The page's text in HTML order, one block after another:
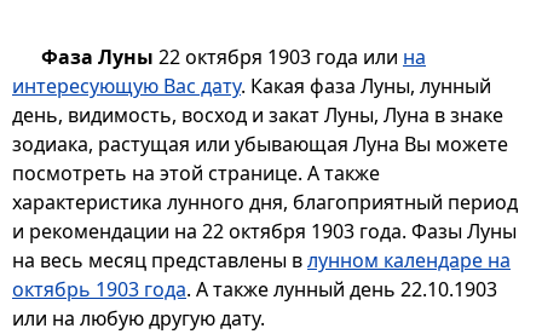
Фаза Луны 22 октября 1903 года или на
интересующую Вас дату. Какая фаза Луны, лунный
день, видимость, восход и закат Луны, Луна в знаке
зодиака, растущая или убывающая Луна Вы можете
посмотреть на этой странице. А также
характеристика лунного дня, благоприятный период
и рекомендации на 22 октября 1903 года. Фазы Луны
на весь месяц представлены влунном календаре на
октябрь 1903 года. А также лунный день 22.10.1903
или на любую другую дату.